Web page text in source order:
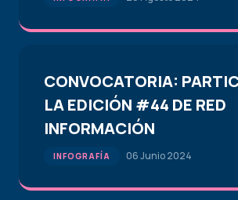
CONVOCATORIA:
LA EDICIÓN #44 DE RED
INFORMACIÓN
INFOGRAFÍA 06 Junio 2024